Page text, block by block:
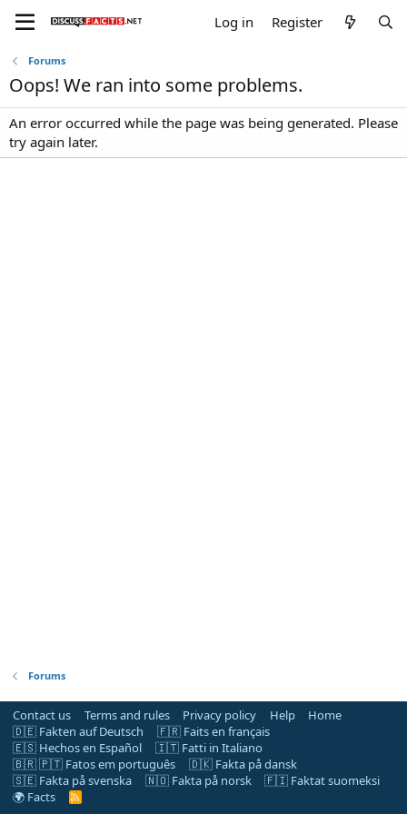
Log in Register
Forums
Oops! We ran into some problems.
An error occurred while the page was being generated. Please
try again later.
Forums
Contact us Terms and rules Privacy policy Help
Home
🇩🇪 Fakten auf Deutsch
🇫🇷 Faits en français
🇪🇸 Hechos en Español
🇮🇹 Fatti in Italiano
🇧🇷 🇵🇹 Fatos em português
🇩🇰 Fakta på dansk
🇸🇪 Fakta på svenska
🇳🇴 Fakta på norsk
🇫🇮 Faktat suomeksi
🌍 Facts
R